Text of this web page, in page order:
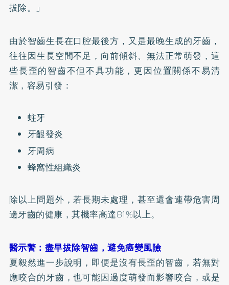
拔除。」
由於智齒生長在口腔最後方，又是最晚生成的牙齒，
往往因生長空間不足，向前傾斜、無法正常萌發，這
些長歪的智齒不但不具功能，更因位置關係不易清
潔，容易引發：
蛀牙
牙齦發炎
牙周病
蜂窩性組織炎
除以上問題外，若長期未處理，甚至還會連帶危害周
邊牙齒的健康，其機率高達81%以上。
醫示警：盡早拔除智齒，避免癌變風險
夏毅然進一步說明，即便是沒有長歪的智齒，若無對
應咬合的牙齒，也可能因過度萌發而影響咬合，或是